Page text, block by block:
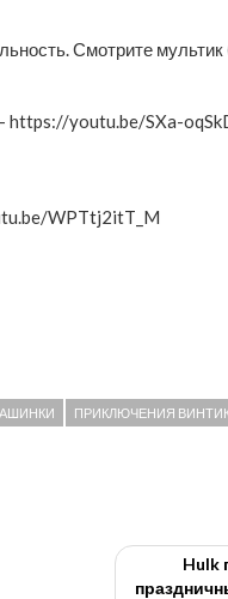
Смотрите мультик
youtu.be/SXa-
WPTtj2itT_M
ПРИКЛЮЧЕНИЯ
Hulk